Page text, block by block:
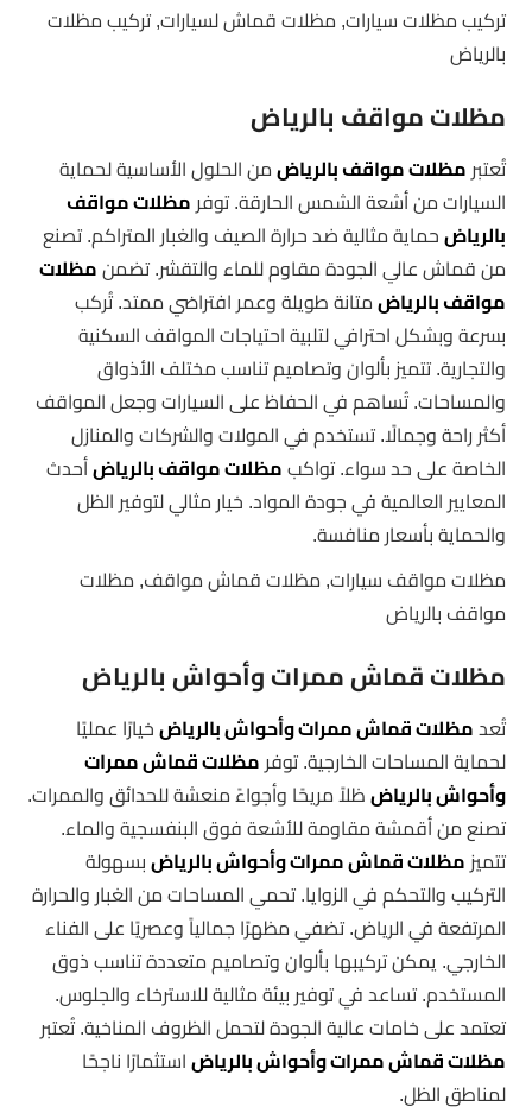
تركيب مظلات سيارات, مظلات قماش لسيارات, تركيب مظلات
بالرياض
مظلات مواقف بالرياض
تُعتبر مظلات مواقف بالرياضمن الحلول الأساسية لحماية
السيارات من أشعة الشمس الحارقة. توفر مظلات مواقف
بالرياضحماية مثالية ضد حرارة الصيف والغبار المتراكم. تصنع
من قماش عالي الجودة مقاوم للماء والتقشر. تضمنمظلات
مواقف بالرياضمتانة طويلة وعمر افتراضي ممتد. تُركب
بسرعة وبشكل احترافي لتلبية احتياجات المواقف السكنية
والتجارية. تتميز بألوان وتصاميم تناسب مختلف الأذواق
والمساحات. تُساهم في الحفاظ على السيارات وجعل المواقف
أكثر راحة وجمالًا. تستخدم في المولات والشركات والمنازل
الخاصة على حد سواء. تواكبمظلات مواقف بالرياضأحدث
المعايير العالمية في جودة المواد. خيار مثالي لتوفير الظل
والحماية بأسعار منافسة.
مظلات مواقف سيارات, مظلات قماش مواقف, مظلات
مواقف بالرياض
مظلات قماش ممرات وأحواش بالرياض
تُعدمظلات قماش ممرات وأحواش بالرياضخيارًا عمليًا
لحماية المساحات الخارجية. توفر مظلات قماش ممرات
وأحواش بالرياضظلاً مريحًا وأجواءً منعشة للحدائق والممرات.
تصنع من أقمشة مقاومة للأشعة فوق البنفسجية والماء.
تتميز مظلات قماش ممرات وأحواش بالرياضبسهولة
التركيب والتحكم في الزوايا. تحمي المساحات من الغبار والحرارة
المرتفعة في الرياض. تضفي مظهرًا جمالياً وعصريًا على الفناء
الخارجي. يمكن تركيبها بألوان وتصاميم متعددة تناسب ذوق
المستخدم. تساعد في توفير بيئة مثالية للاسترخاء والجلوس.
تعتمد على خامات عالية الجودة لتحمل الظروف المناخية. تُعتبر
مظلات قماش ممرات وأحواش بالرياضاستثمارًا ناجحًا
لمناطق الظل.